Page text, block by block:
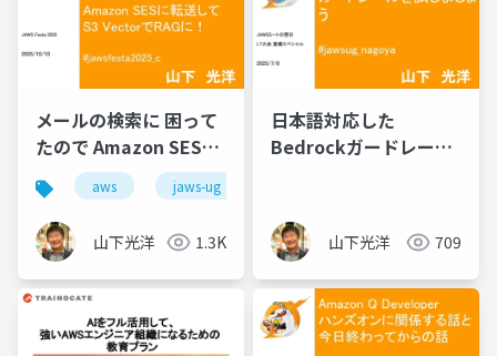
メールの検索に 困って
たので Amazon SESに
転送して S3 Vectorで
RAGに！
aws jaws-ug
山下光洋 1.3K
日本語対応した
Bedrockガードレール
山下光洋 709